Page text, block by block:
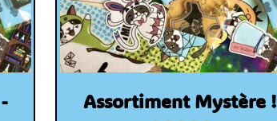
Assortiment Mystère !